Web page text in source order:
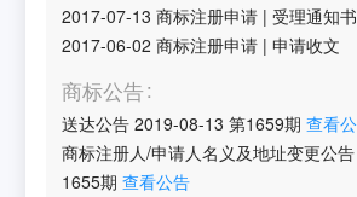
2017-07-13 商标注册申请 |受理通知
2017-06-02 商标注册申请 |申请收文
商标公告
送达公告 2019-08-13 第1659期 查看
商标注册人/申请人名义及地址变更公告
1655期 查看公告